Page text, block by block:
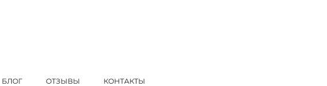
БЛОГ ОТЗЫВЫ КОНТАКТЫ